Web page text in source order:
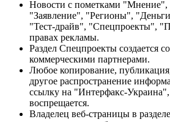
Новости с пометками "Мнение",
"Заявление", "Регионы",
"Тест-драйв", "Спецпроекты",
правах рекламы.
Раздел Спецпроекты создается
коммерческими партнерами.
Любое копирование,
другое распространение
ссылку на "Интерфакс-
воспрещается.
Владелец веб-страницы в